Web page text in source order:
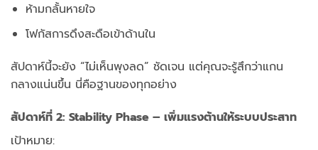
ห้ามกลั้นหายใจ
โฟกัสการดึงสะดือเข้าด้านใน
สัปดาห์นี้จะยัง “ไม่เห็นพุงลด” ชัดเจน แต่คุณจะรู้สึกว่าแกน
กลางแน่นขึ้น นี่คือฐานของทุกอย่าง
สัปดาห์ที่ 2: Stability Phase – เพิ่มแรงต้านให้ระบบประสาท
เป้าหมาย: